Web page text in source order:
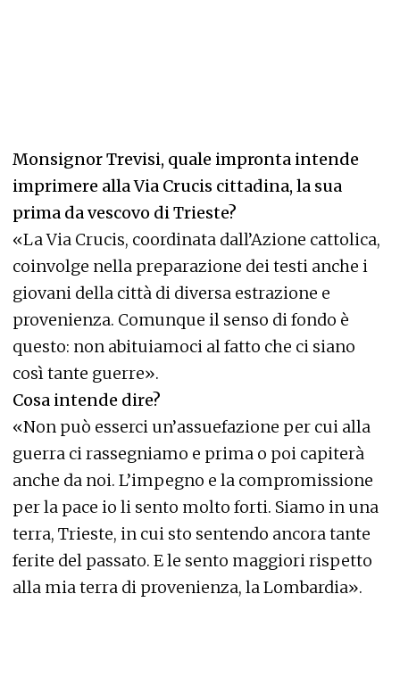
Monsignor Trevisi, quale impronta intende
imprimere alla Via Crucis cittadina, la sua
prima da vescovo di Trieste?
«La Via Crucis, coordinata dall’Azione cattolica,
coinvolge nella preparazione dei testi anche i
giovani della città di diversa estrazione e
provenienza. Comunque il senso di fondo è
questo: non abituiamoci al fatto che ci siano
così tante guerre».
Cosa intende dire?
«Non può esserci un’assuefazione per cui alla
guerra ci rassegniamo e prima o poi capiterà
anche da noi. L’impegno e la compromissione
per la pace io li sento molto forti. Siamo in una
terra, Trieste, in cui sto sentendo ancora tante
ferite del passato. E le sento maggiori rispetto
alla mia terra di provenienza, la Lombardia».